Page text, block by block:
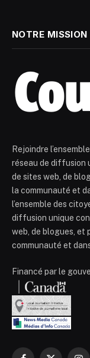
NOTRE MISSION
Rejoindre
réseau de diffusion
de sites web, de
la communauté et
l’ensemble des
diffusion unique
web, de blogues, et
communauté et
Financé par le